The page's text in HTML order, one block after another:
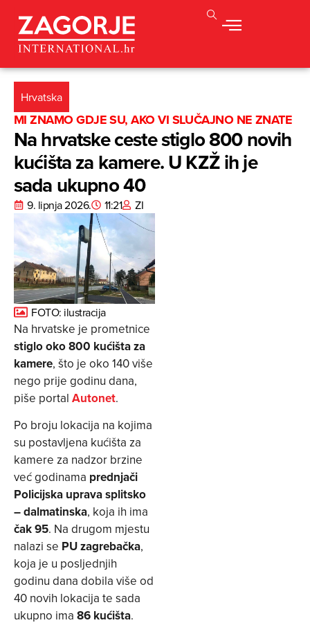
Hrvatska
MI ZNAMO GDJE SU, AKO VI SLUČAJNO NE ZNATE
Na hrvatske ceste stiglo 800 novih
kućišta za kamere. U KZŽ ih je
sada ukupno 40
9. lipnja 2026. 11:21 ZI
FOTO: ilustracija
Na hrvatske je prometnice
stiglo oko 800 kućišta za
kamere, što je oko 140 više
nego prije godinu dana,
piše portal Autonet.
Po broju lokacija na kojima
su postavljena kućišta za
kamere za nadzor brzine
već godinama prednjači
Policijska uprava splitsko
– dalmatinska, koja ih ima
čak 95. Na drugom mjestu
nalazi se PU zagrebačka,
koja je u posljednjih
godinu dana dobila više od
40 novih lokacija te sada
ukupno ima 86 kućišta.